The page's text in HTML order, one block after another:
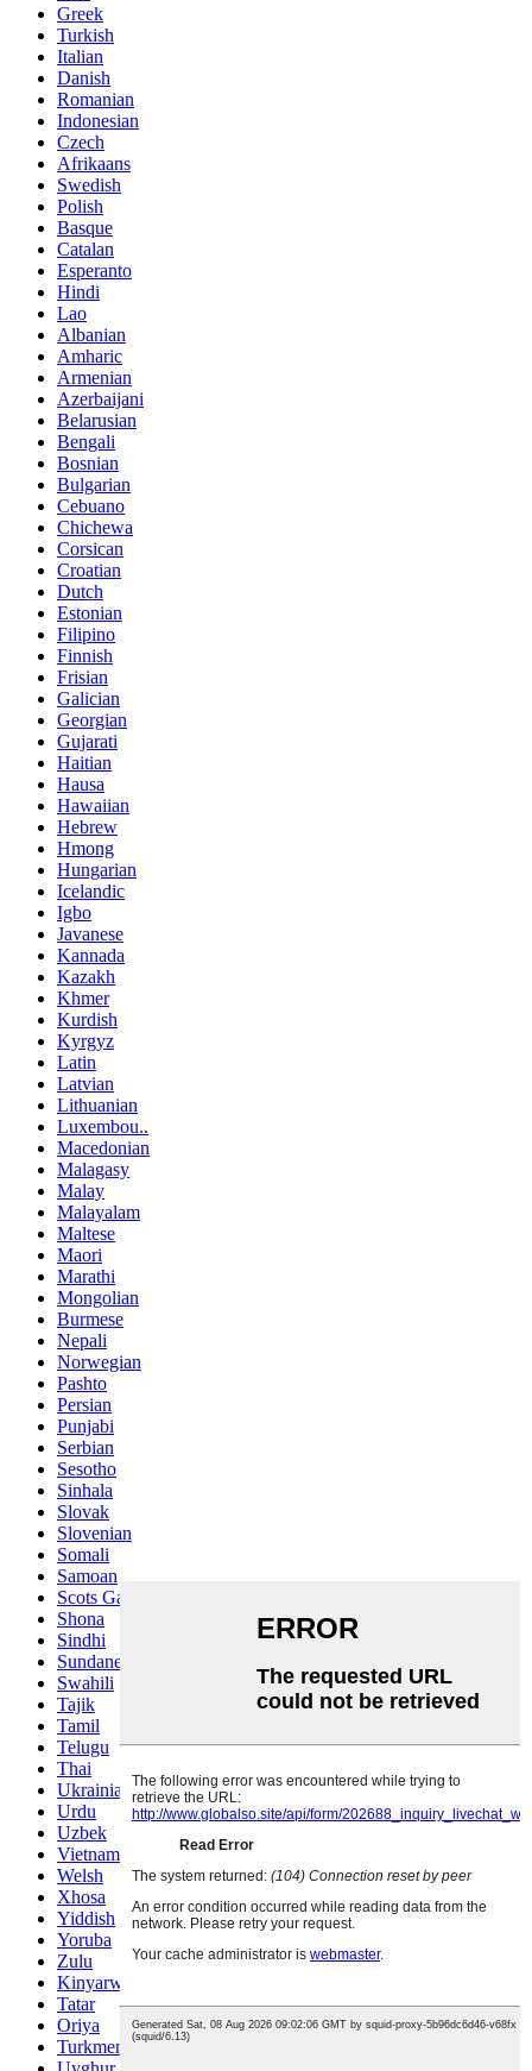
Greek
Turkish
Italian
Danish
Romanian
Indonesian
Czech
Afrikaans
Swedish
Polish
Basque
Catalan
Esperanto
Hindi
Lao
Albanian
Amharic
Armenian
Azerbaijani
Belarusian
Bengali
Bosnian
Bulgarian
Cebuano
Chichewa
Corsican
Croatian
Dutch
Estonian
Filipino
Finnish
Frisian
Galician
Georgian
Gujarati
Haitian
Hausa
Hawaiian
Hebrew
Hmong
Hungarian
Icelandic
Igbo
Javanese
Kannada
Kazakh
Khmer
Kurdish
Kyrgyz
Latin
Latvian
Lithuanian
Luxembou..
Macedonian
Malagasy
Malay
Malayalam
Maltese
Maori
Marathi
Mongolian
Burmese
Nepali
Norwegian
Pashto
Persian
Punjabi
Serbian
Sesotho
Sinhala
Slovak
Slovenian
Somali
Samoan
Scots Gaelic
Shona
Sindhi
Sundanese
Swahili
Tajik
Tamil
Telugu
Thai
Ukrainian
Urdu
Uzbek
Vietnamese
Welsh
Xhosa
Yiddish
Yoruba
Zulu
Kinyarwanda
Tatar
Oriya
Turkmen